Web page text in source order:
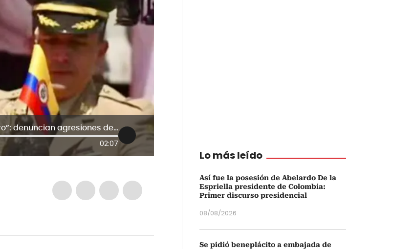
“No la dejaré ascender porque trabajo con Petro”: denuncian agresiones de edecán de Presidencia
02:07
Lo más leído
Así fue la posesión de Abelardo De la
Espriella presidente de Colombia:
Primer discurso presidencial
08/08/2026
Se pidió beneplácito a embajada de